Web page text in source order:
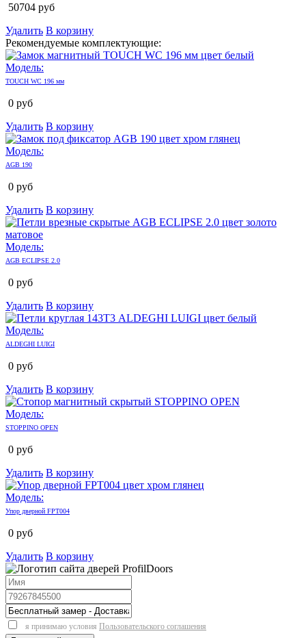
50704 руб
Удалить В корзину
Рекомендуемые комплектующие:
Модель:
TOUCH WC 196 мм
0 руб
Удалить В корзину
Модель:
AGB 190
0 руб
Удалить В корзину
Модель:
AGB ECLIPSE 2.0
0 руб
Удалить В корзину
Модель:
ALDEGHI LUIGI
0 руб
Удалить В корзину
Модель:
STOPPINO OPEN
0 руб
Удалить В корзину
Модель:
Упор дверной FPT004
0 руб
Удалить В корзину
я принимаю условия Пользовательского соглашения